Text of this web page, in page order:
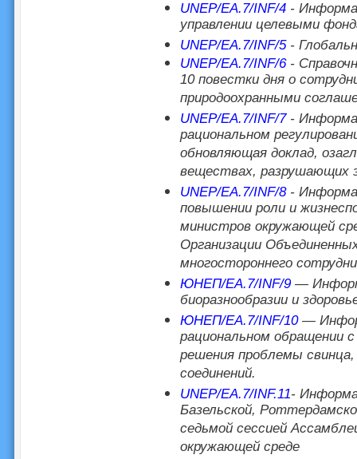
UNEP/EA.7/INF/4-
управлении целевыми
UNEP/EA.7/INF/5 -
UNEP/EA.7/INF/6-
10 повестки дня о
природоохранными
UNEP/EA.7/INF/7-
рациональном
обновляющая доклад,
веществах, разрушающих
UNEP/EA.7/INF/8-
повышении роли и
министров окружающей
Организации
многостороннего
ЮНЕП/EA.7/INF/9—
биоразнообразии и
ЮНЕП/EA.7/INF/10—
рациональном обращении
решения проблемы
соединений.
UNEP/EA.7/INF.11-
Базельской,
седьмой сессией
окружающей среде